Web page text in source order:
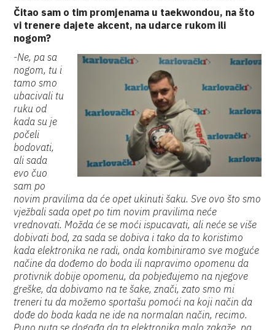
Čitao sam o tim promjenama u taekwondou, na što
vi trenere dajete akcent, na udarce rukom ili
nogom?
-Ne, pa sa
nogom, tu i
tamo smo
ubacivali tu
ruku od
kada su je
počeli
bodovati,
ali sada
evo čuo
sam po
novim pravilima da će opet ukinuti šaku. Sve ovo što smo
vježbali sada opet po tim novim pravilima neće
vrednovati. Možda će se moći ispucavati, ali neće se više
dobivati bod, za sada se dobiva i tako da to koristimo
kada elektronika ne radi, onda kombiniramo sve moguće
načine da dođemo do boda ili napravimo opomenu da
protivnik dobije opomenu, da pobjeđujemo na njegove
greške, da dobivamo na te šake, znači, zato smo mi
treneri tu da možemo sportašu pomoći na koji način da
dođe do boda kada ne ide na normalan način, recimo.
Puno puta se događa da ta elektronika malo zakaže, pa